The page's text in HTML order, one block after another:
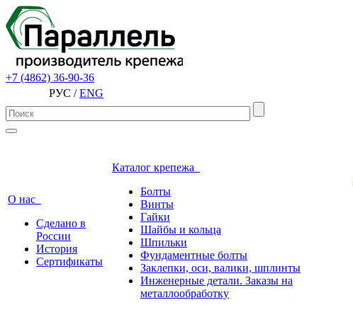
+7 (4862) 36-90-36
РУС / ENG
О нас
Сделано в
России
История
Сертификаты
Каталог крепежа
Болты
Винты
Гайки
Шайбы и кольца
Шпильки
Фундаментные болты
Заклепки, оси, валики, шплинты
Инженерные детали. Заказы на
металлообработку